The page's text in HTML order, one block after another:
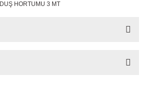
DUŞ HORTUMU 3 MT